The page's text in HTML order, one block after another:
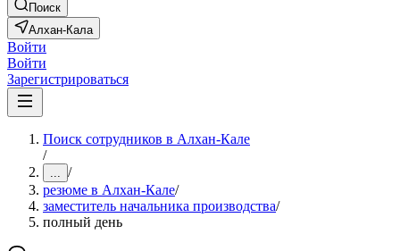
Поиск
Алхан-Кала
Войти
Войти
Зарегистрироваться
Поиск сотрудников в Алхан-Кале
/
... /
резюме в Алхан-Кале/
заместитель начальника производства/
полный день